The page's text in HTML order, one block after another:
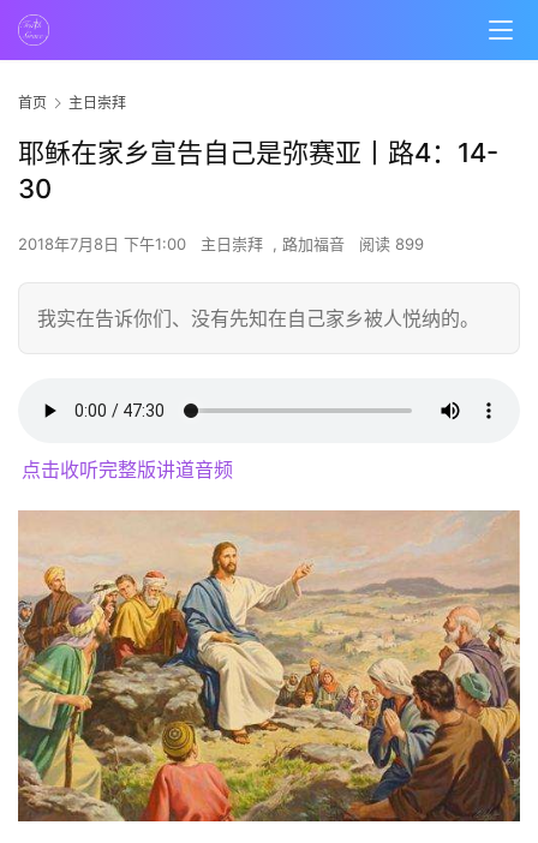
首页 主日崇拜
耶稣在家乡宣告自己是弥赛亚丨路4：14-
30
2018年7月8日 下午1:00 主日崇拜 , 路加福音 阅读 899
我实在告诉你们、没有先知在自己家乡被人悦纳的。
点击收听完整版讲道音频